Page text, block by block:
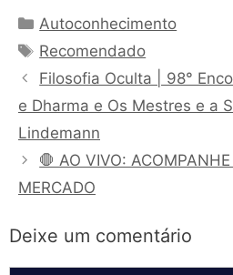
Categorias
Autoconhecimento
Tags
Recomendado
Filosofia Oculta | 98°
e Dharma e Os Mestres e a
Lindemann
🛑 AO VIVO:
MERCADO
Deixe um comentário